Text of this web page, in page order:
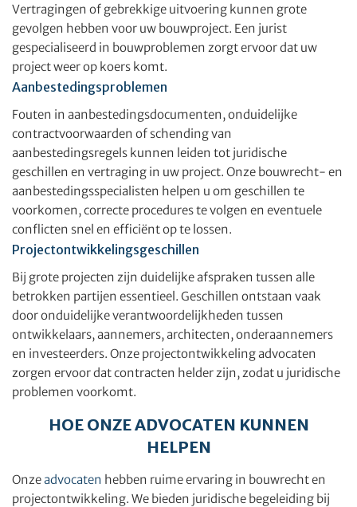
Vertragingen of gebrekkige uitvoering kunnen grote
gevolgen hebben voor uw bouwproject. Een jurist
gespecialiseerd in bouwproblemen zorgt ervoor dat uw
project weer op koers komt.
Aanbestedingsproblemen
Fouten in aanbestedingsdocumenten, onduidelijke
contractvoorwaarden of schending van
aanbestedingsregels kunnen leiden tot juridische
geschillen en vertraging in uw project. Onze bouwrecht- en
aanbestedingsspecialisten helpen u om geschillen te
voorkomen, correcte procedures te volgen en eventuele
conflicten snel en efficiënt op te lossen.
Projectontwikkelingsgeschillen
Bij grote projecten zijn duidelijke afspraken tussen alle
betrokken partijen essentieel. Geschillen ontstaan vaak
door onduidelijke verantwoordelijkheden tussen
ontwikkelaars, aannemers, architecten, onderaannemers
en investeerders. Onze projectontwikkeling advocaten
zorgen ervoor dat contracten helder zijn, zodat u juridische
problemen voorkomt.
HOE ONZE ADVOCATEN KUNNEN
HELPEN
Onzeadvocaten hebben ruime ervaring in bouwrecht en
projectontwikkeling. We bieden juridische begeleiding bij